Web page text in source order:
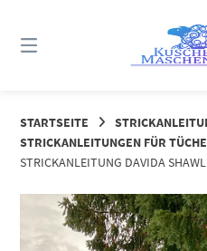
Inhalt
STARTSEITE
STRICKANLEITUNGEN FÜR
STRICKANLEITUNG DAVIDA